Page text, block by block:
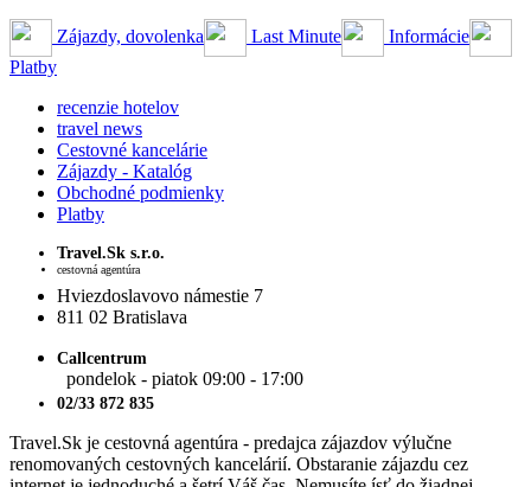
Zájazdy, dovolenka Last Minute
Informácie
Platby
recenzie hotelov
travel news
Cestovné kancelárie
Zájazdy - Katalóg
Obchodné podmienky
Platby
Travel.Sk s.r.o.
cestovná agentúra
Hviezdoslavovo námestie 7
811 02 Bratislava
Callcentrum
pondelok - piatok 09:00 - 17:00
02/33 872 835
Travel.Sk je cestovná agentúra - predajca zájazdov výlučne
renomovaných cestovných kancelárií. Obstaranie zájazdu cez